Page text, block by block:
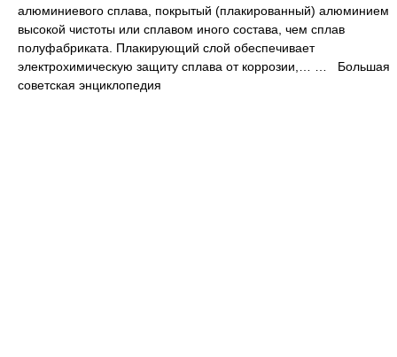
алюминиевого сплава, покрытый (плакированный) алюминием
высокой чистоты или сплавом иного состава, чем сплав
полуфабриката. Плакирующий слой обеспечивает
электрохимическую защиту сплава от коррозии,… … Большая
советская энциклопедия